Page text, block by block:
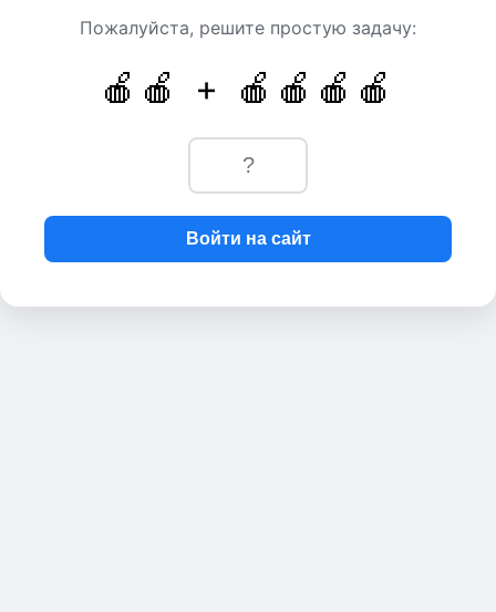
Пожалуйста, решите простую задачу:
🍎🍎 + 🍎🍎🍎🍎
Войти на сайт